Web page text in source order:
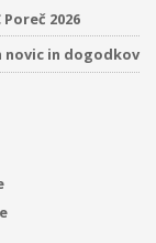
2026
novic in dogodkov